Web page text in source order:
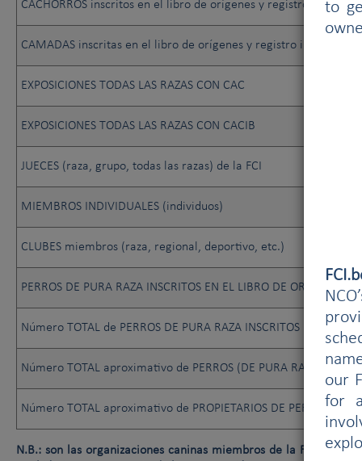
to
our
for
CACHORROS inscritos en el libro de orígenes y registro inicial
CAMADAS inscritas en el libro de orígenes y registro inicial
EXPOSICIONES TODAS LAS RAZAS CON CAC
EXPOSICIONES TODAS LAS RAZAS CON CACIB
JUECES (raza, grupo, todas las razas) de la FCI
MIEMBROS INDIVIDUALES (individuos)
CLUBES miembros (raza, regional, deportivo, etc.)
PERROS DE PURA RAZA INSCRITOS EN EL LIBRO DE ORÍGENES.
Número TOTAL de PERROS DE PURA RAZA INSCRITOS EN EL
Número TOTAL aproximativo de PERROS (DE PURA RAZA O NO)
Número TOTAL aproximativo de PROPIETARIOS DE PERROS (DE
N.B.: son las organizaciones caninas miembros de la FCI las